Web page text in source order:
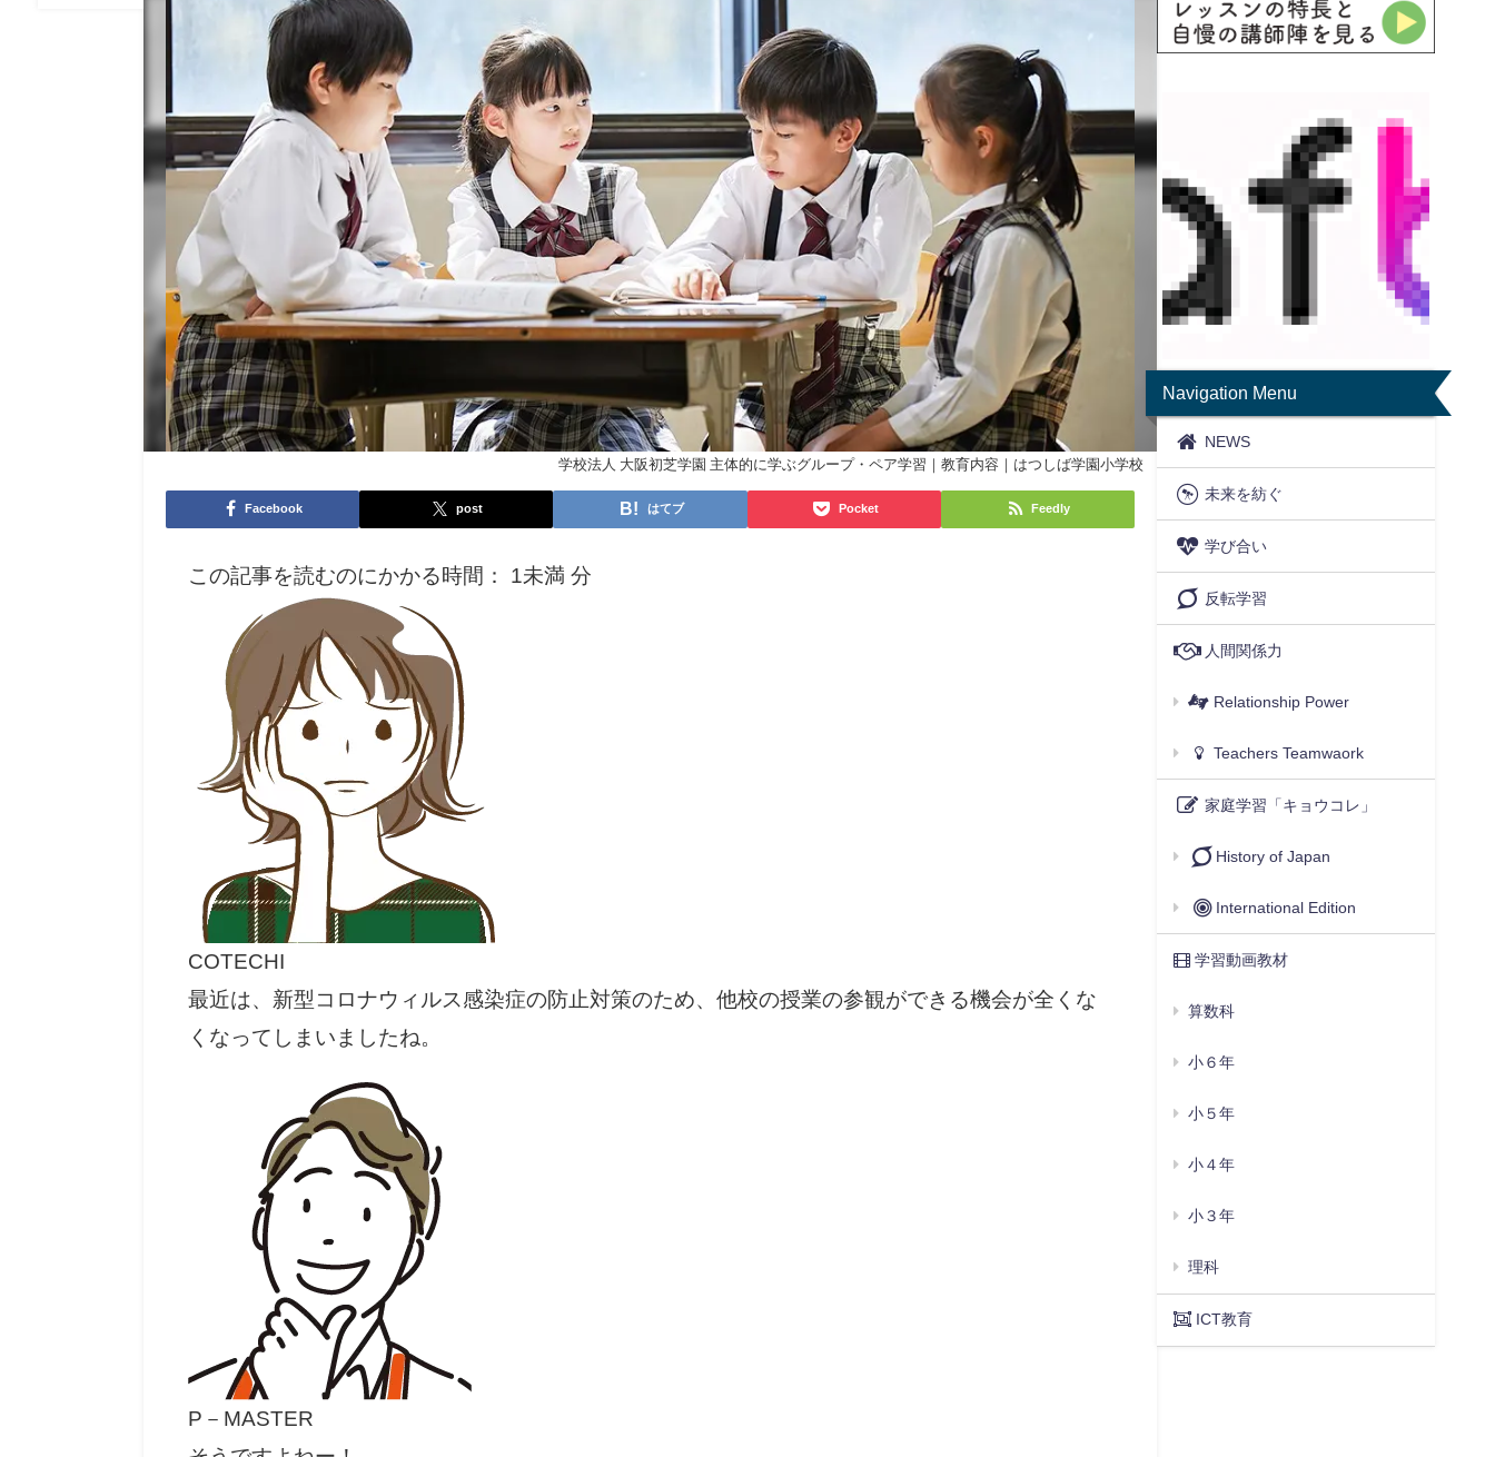
学校法人 大阪初芝学園 主体的に学ぶグループ・ペア学習｜教育内容｜はつしば学園小学校
Facebook post はてブ Pocket Feedly
この記事を読むのにかかる時間： 1未満 分
COTECHI
最近は、新型コロナウィルス感染症の防止対策のため、他校の授業の参観ができる機会が全くな
くなってしまいましたね。
P－MASTER
Navigation Menu
NEWS
未来を紡ぐ
学び合い
反転学習
人間関係力
Relationship Power
Teachers Teamwaork
家庭学習「キョウコレ」
History of Japan
International Edition
学習動画教材
算数科
小６年
小５年
小４年
小３年
理科
ICT教育